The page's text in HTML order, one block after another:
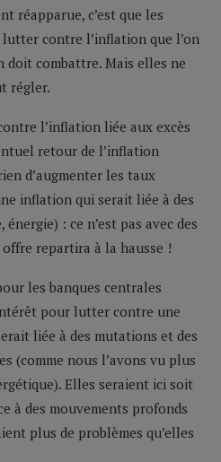
réapparue, c’est que les
contre l’inflation que l’on
doit combattre. Mais elles ne
régler.
l’inflation liée aux excès
retour de l’inflation
d’augmenter les taux
inflation qui serait liée à des
: ce n’est pas avec des
repartira à la hausse !
les banques centrales
pour lutter contre une
liée à des mutations et des
(comme nous l’avons vu plus
Elles seraient ici soit
à des mouvements profonds
plus de problèmes qu’elles